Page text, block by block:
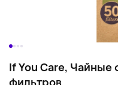
If You Care,
фильтров